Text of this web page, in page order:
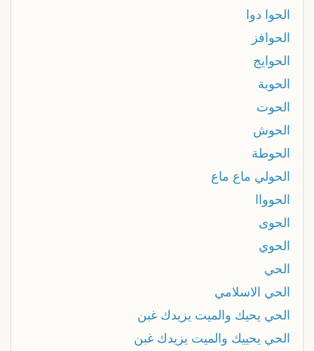
الحوا دوا
الحوافز
الحوايج
الحوبة
الحوت
الحوش
الحوطة
الحولي ماع ماع
الحوواا
الحوى
الحوي
الحي
الحي الاسلامي
الحي يحيك والميت يزيدك غبن
الحي يحييك والميت يزيدك غبن